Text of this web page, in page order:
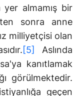
almamış bir
sonra anne
milliyetçisi olan
[5]
Aslında
kanıtlamak
görülmektedir.
geçen